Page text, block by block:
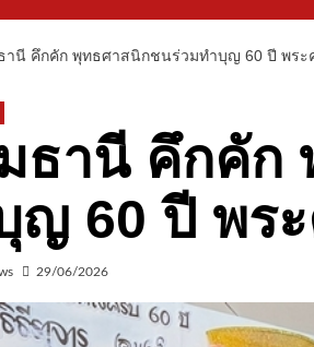
านี คึกคัก พุทธศาสนิกชนร่วมทำบุญ 60 ปี พระ
ธานี คึกคัก
ญ 60 ปี พร
29/06/2026